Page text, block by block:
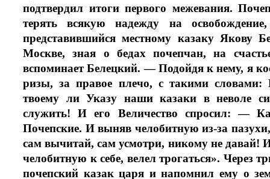
подтвердил итоги первого межевания.
терять всякую на­дежду на
представившийся местному казаку Якову
Москве, зная о бедах почепчан, на
вспоминает Белецкий. — Подойдя к нему, я
ризы, за правое плечо, с такими словами:
твоему ли Указу наши казаки в неволе
служить! И его Величество спросил: —
Почепские. И выняв челобитную из-за
сам вычитай, сам усмотри, никому не давай!
челобитную к себе, велел трогаться». Через
почепский казак царя и напомнил ему о